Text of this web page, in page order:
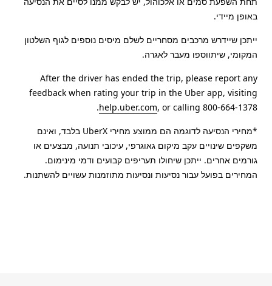
באופן מיידי.
ייתכן שיידרש מרכבים מסחריים לשלם מיסים נוספים לגוף השלטון
המקומי, שיתווספו מעבר לאגרה.
After the driver has ended the trip, please report any
feedback when rating your trip in the Uber app, visiting
help.uber.com, or calling 800-664-1378.
*מחירי הנסיעה לדוגמה הם ממוצע מחירי UberX בלבד, ואינם
משקפים שינויים עקב מיקום גאוגרפי, עיכובי תנועה, מבצעים או
גורמים אחרים. ייתכן שיחולו תעריפים קבועים ודמי מינימום.
המחירים בפועל עבור נסיעות ונסיעות מתוזמנות עשויים להשתנות.